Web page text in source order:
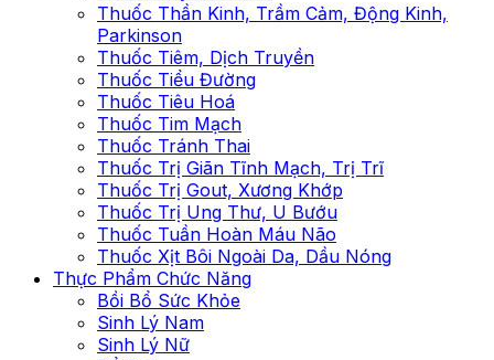
Thuốc Thần Kinh, Trầm Cảm, Động Kinh,
Parkinson
Thuốc Tiêm, Dịch Truyền
Thuốc Tiểu Đường
Thuốc Tiêu Hoá
Thuốc Tim Mạch
Thuốc Tránh Thai
Thuốc Trị Giãn Tĩnh Mạch, Trị Trĩ
Thuốc Trị Gout, Xương Khớp
Thuốc Trị Ung Thư, U Bướu
Thuốc Tuần Hoàn Máu Não
Thuốc Xịt Bôi Ngoài Da, Dầu Nóng
Thực Phẩm Chức Năng
Bồi Bổ Sức Khỏe
Sinh Lý Nam
Sinh Lý Nữ